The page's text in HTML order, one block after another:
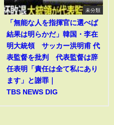
未分類
「無能な人を指揮官に選べば
結果は明らかだ」韓国・李在
明大統領 サッカー洪明甫 代
表監督を批判 代表監督は辞
任表明「責任は全て私にあり
ます」と謝罪｜
TBS NEWS DIG